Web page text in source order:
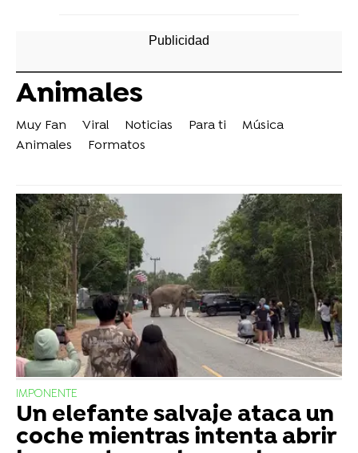
Animales
Muy Fan Viral Noticias Para ti
Música
Animales
Formatos
IMPONENTE
Un elefante salvaje ataca un
coche mientras intenta abrir